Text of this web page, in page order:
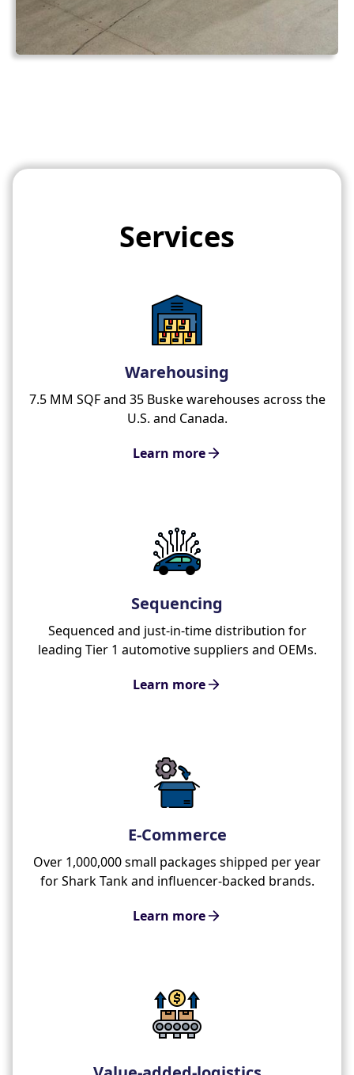
Services
Warehousing
7.5 MM SQF and 35 Buske warehouses across the
U.S. and Canada.
Learn more
Sequencing
Sequenced and just-in-time distribution for
leading Tier 1 automotive suppliers and OEMs.
Learn more
E-Commerce
Over 1,000,000 small packages shipped per year
for Shark Tank and influencer-backed brands.
Learn more